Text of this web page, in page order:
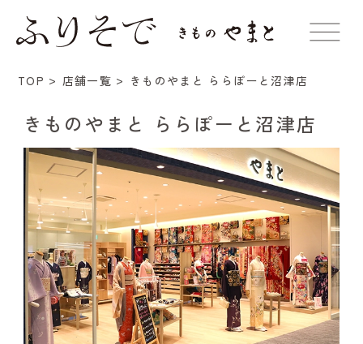
TOP 店舗一覧 きものやまと ららぽーと沼津店
きものやまと ららぽーと沼津店